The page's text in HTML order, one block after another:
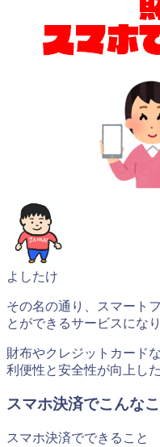
よしたけ
その名の通り、スマート
とができるサービスになり
財布やクレジットカード
利便性と安全性が向上し
スマホ決済でこんな
スマホ決済でできること